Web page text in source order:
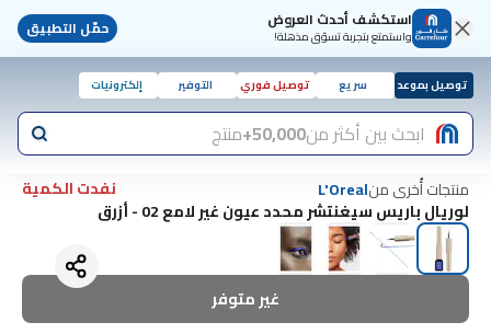
استكشف أحدث العروض
واستمتع بتجربة تسوّق مذهلة! حمّل التطبيق
توصيل بموعد سريع توصيل فوري التوفير إلكترونيات
ابحث بين أكثر من50,000+ منتج
منتجات أُخرى منL'Oreal
نفدت الكمية
لوريال باريس سيغنتشر محدد عيون غير لامع 02 - أزرق
غير متوفر